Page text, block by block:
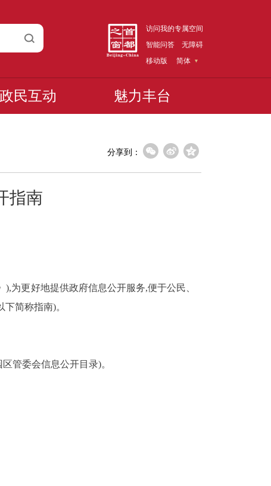
访问我的专属空间
智能问答
无障碍
移动版
简体
政民互动 魅力丰台
分享到：
指南
),为更好地提供政府信息公开服务,便于公民、
简称指南)。
管委会信息公开目录)。